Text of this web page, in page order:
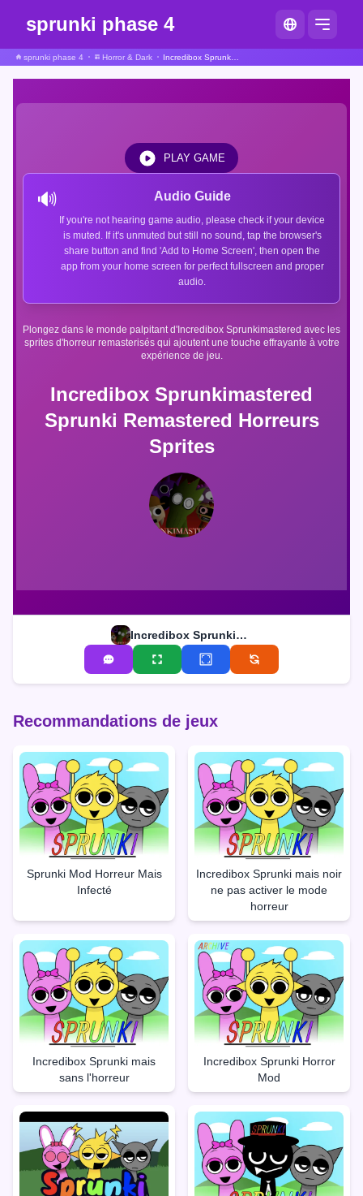
sprunki phase 4
sprunki phase 4 Horror & Dark
Incredibox Sprunkimastered
Sprunki Remastered Horreurs
Sprites
Plongez dans le monde palpitant d'Incredibox Sprunkimastered avec les
sprites d'horreur remasterisés qui ajoutent une touche effrayante à votre
expérience de jeu.
🔊 Audio Guide
If you're not hearing game audio, please check if your device
is muted. If it's unmuted but still no sound, tap the browser's
share button and find 'Add to Home Screen', then open the
app from your home screen for perfect fullscreen and proper
audio.
PLAY GAME
Incredibox Sprunkimastered Sprunki Remastered Horreurs Sprites
Recommandations de jeux
Sprunki Mod Horreur Mais
Infecté
Incredibox Sprunki mais noir
ne pas activer le mode
horreur
Incredibox Sprunki mais
sans l'horreur
Incredibox Sprunki Horror
Mod